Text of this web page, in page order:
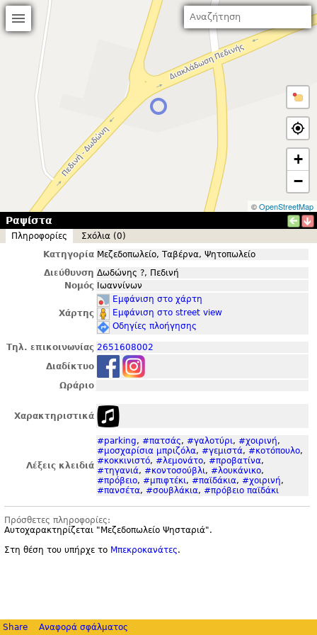
+
−
©OpenStreetMap
Ραψίστα
Πληροφορίες
Σxόλια (0)
Κατηγορία Μεζεδοπωλείο, Ταβέρνα, Ψητοπωλείο
Διεύθυνση Δωδώνης ?, Πεδινή
Νομός Ιωαννίνων
Χάρτης
Εμφάνιση στο χάρτη
Εμφάνιση στο street view
Οδηγίες πλοήγησης
Τηλ. επικοινωνίας 2651608002
Διαδίκτυο
Ωράριο
Χαρακτηριστικά
Λέξεις κλειδιά
#parking, #πατσάς, #γαλοτύρι, #χοιρινή,
#μοσχαρίσια μπριζόλα, #γεμιστά, #κοτόπουλο,
#κοκκινιστό, #λεμονάτο, #προβατίνα,
#τηγανιά, #κοντοσούβλι, #λουκάνικο,
#πρόβειο, #μπιφτέκι, #παϊδάκια, #χοιρινή,
#πανσέτα, #σουβλάκια, #πρόβειο παϊδάκι
Πρόσθετες πληροφορίες:
Αυτοχαρακτηρίζεται " Μεζεδοπωλείο Ψησταριά".
Στη θέση του υπήρχε το Μπεκροκανάτες.
Share Αναφορά σφάλματος